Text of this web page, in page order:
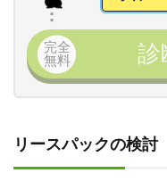
完全
無料
診
リースパックの検討